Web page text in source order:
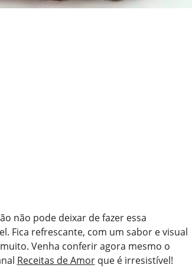
não pode deixar de fazer essa
Fica refrescante, com um sabor e visual
Venha conferir agora mesmo o
Receitas de Amorque é irresistível!